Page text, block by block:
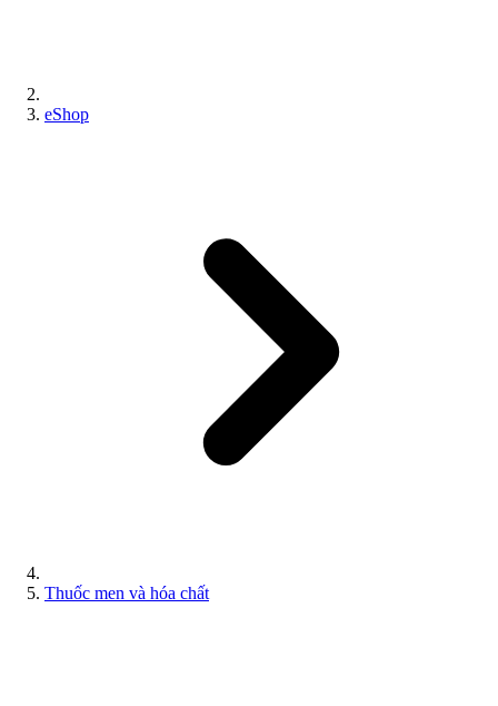
eShop
Thuốc men và hóa chất